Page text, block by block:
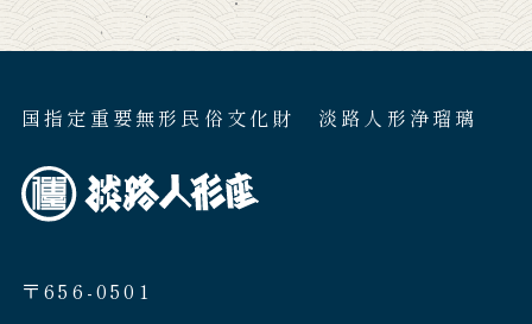
国指定重要無形民俗文化財 淡路人形浄瑠璃
〒656-0501